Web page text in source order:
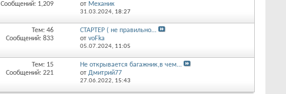
Сообщений: 1,209
от Механик
31.03.2024, 18:27
Тем: 46
Сообщений: 833
СТАРТЕР ( не правильно...
от voFka
05.07.2024, 11:05
Тем: 15
Сообщений: 221
Не открывается багажник,в чем...
от Дмитрий77
27.06.2022, 15:43